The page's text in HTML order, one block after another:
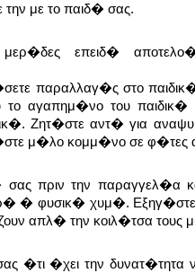
με το παιδ� σας.
επειδ�
παραλλαγ�ς στο
αγαπημ�νο του
Ζητ�στε αντ� για
μ�λο κομμ�νο σε φ�τες
σας πριν την παραγγελ�α
� φυσικ� χυμ�. Εξηγ�στε
απλ� την κοιλ�τσα
�τι �χει την